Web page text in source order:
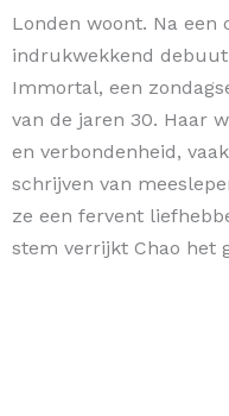
Londen woont. Na een
indrukwekkend
Immortal, een
van de jaren 30. Haar
en verbondenheid,
schrijven van
ze een fervent
stem verrijkt Chao het